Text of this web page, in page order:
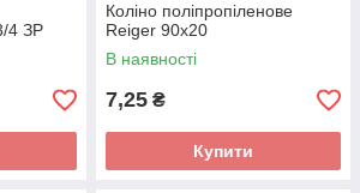
4 ЗР
Коліно поліпропіленове
Reiger 90х20
В наявності
7,25 ₴
Купити